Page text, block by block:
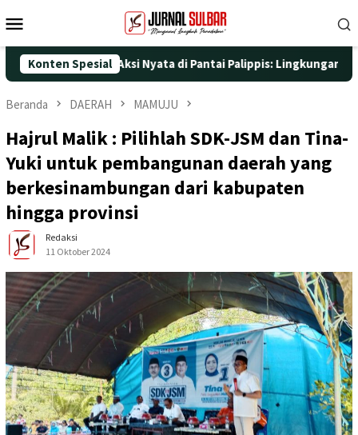
ke
Mobile
Konten Spesial
dengan Aksi Nyata di Pantai Palippis: Lingkungan dan
Beranda DAERAH MAMUJU
Hajrul Malik : Pilihlah SDK-JSM dan Tina-
Yuki untuk pembangunan daerah yang
berkesinambungan dari kabupaten
hingga provinsi
Redaksi
11 Oktober 2024